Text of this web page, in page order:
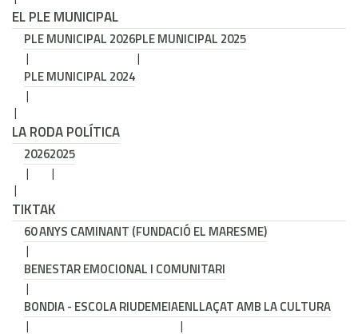
EL PLE MUNICIPAL
PLE MUNICIPAL 2026PLE MUNICIPAL 2025
PLE MUNICIPAL 2024
LA RODA POLÍTICA
20262025
TIKTAK
60 ANYS CAMINANT (FUNDACIÓ EL MARESME)
BENESTAR EMOCIONAL I COMUNITARI
BONDIA - ESCOLA RIUDEMEIAENLLAÇAT AMB LA CULTURA